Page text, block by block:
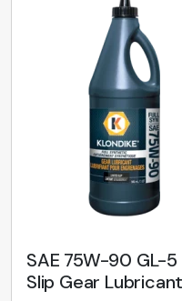
SAE 75W-90 GL-
Slip Gear Lubricant